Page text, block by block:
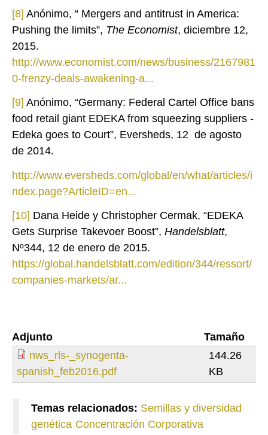
[8] Anónimo, “ Mergers and antitrust in America:
Pushing the limits”, The Economist, diciembre 12,
2015.
http://www.economist.com/news/business/2167981
0-frenzy-deals-awakening-a...
[9] Anónimo, “Germany: Federal Cartel Office bans
food retail giant EDEKA from squeezing suppliers -
Edeka goes to Court”, Eversheds, 12 de agosto
de 2014.
http://www.eversheds.com/global/en/what/articles/i
ndex.page?ArticleID=en...
[10] Dana Heide y Christopher Cermak, “EDEKA
Gets Surprise Takevoer Boost”, Handelsblatt,
Nº344, 12 de enero de 2015.
https://global.handelsblatt.com/edition/344/ressort/
companies-markets/ar...
Adjunto
Tamaño
nws_rls-_synogenta-
spanish_feb2016.pdf
144.26
KB
Temas relacionados: Semillas y diversidad
genética Concentración Corporativa